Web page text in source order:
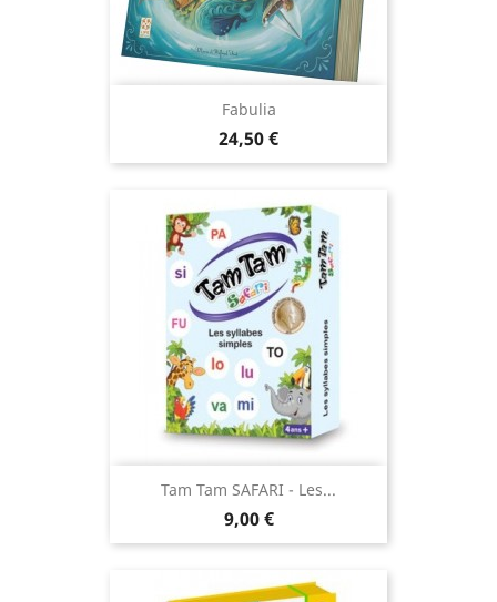
Fabulia
Prix
24,50 €
Tam Tam SAFARI - Les...
Prix
9,00 €